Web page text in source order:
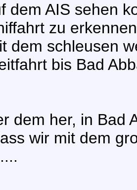
dem AIS sehen
zu
dem schleusen
bis Bad
dem her, in Bad
wir mit dem